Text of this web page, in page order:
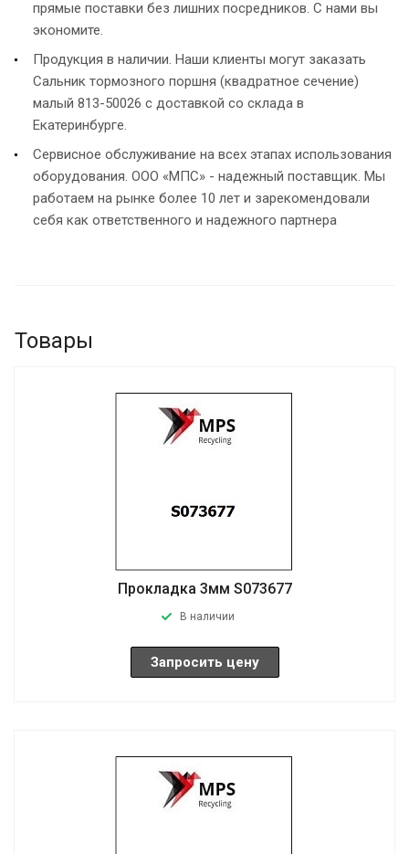
прямые поставки без лишних посредников. С нами вы
экономите.
Продукция в наличии. Наши клиенты могут заказать
Сальник тормозного поршня (квадратное сечение)
малый 813-50026 с доставкой со склада в
Екатеринбурге.
Сервисное обслуживание на всех этапах использования
оборудования. ООО «МПС» - надежный поставщик. Мы
работаем на рынке более 10 лет и зарекомендовали
себя как ответственного и надежного партнера
Товары
Прокладка 3мм S073677
В наличии
Запросить цену